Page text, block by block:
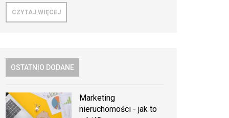
CZYTAJ WIĘCEJ
OSTATNIO DODANE
Marketing
nieruchomości - jak to